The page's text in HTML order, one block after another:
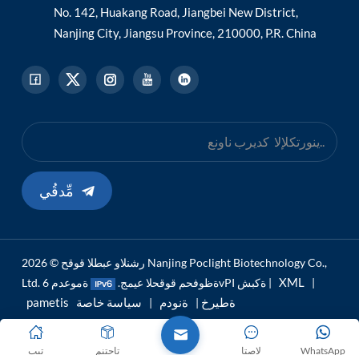
No. 142, Huakang Road, Jiangbei New District,
Nanjing City, Jiangsu Province, 210000, P.R. China
مِّدقُي
رشنلاو عبطلا قوقح © 2026 Nanjing Poclight Biotechnology Co.,
Ltd. ةظوفحم قوقحلا عيمج.
ةموعدم 6vPI ةكبش | XML |
pametis ةطيرخ | ةنودم | سياسة خاصة
تيب تاجتنم WhatsApp لاصتا